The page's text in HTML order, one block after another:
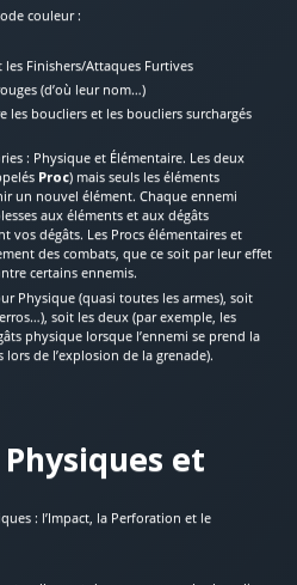
couleur :
Finishers/Attaques Furtives
(d’où leur nom…)
les boucliers et les boucliers surchargés
: Physique et Élémentaire. Les deux
Proc) mais seuls les éléments
un nouvel élément. Chaque ennemi
aux éléments et aux dégâts
vos dégâts. Les Procs élémentaires et
des combats, que ce soit par leur effet
certains ennemis.
Physique (quasi toutes les armes), soit
soit les deux (par exemple, les
physique lorsque l’ennemi se prend la
de l’explosion de la grenade).
et
: l’Impact, la Perforation et le